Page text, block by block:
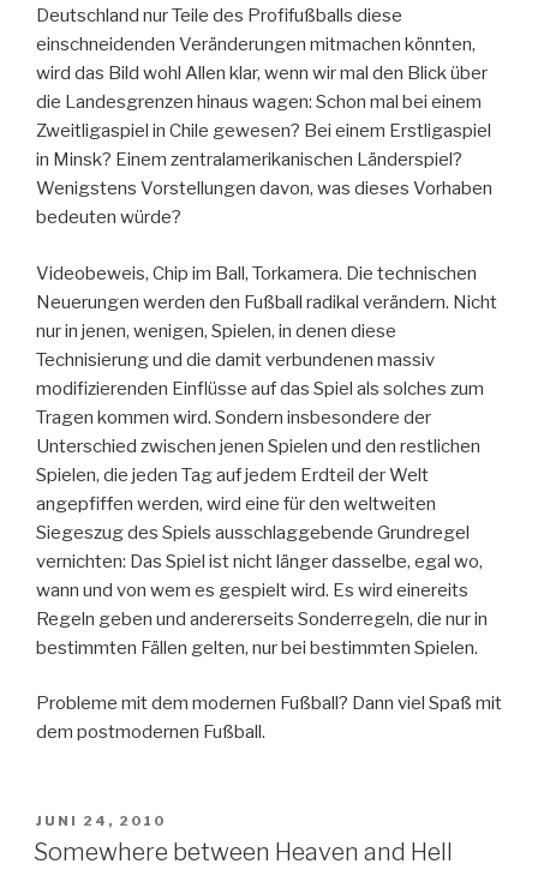
Deutschland nur Teile des Profifußballs diese
einschneidenden Veränderungen mitmachen könnten,
wird das Bild wohl Allen klar, wenn wir mal den Blick über
die Landesgrenzen hinaus wagen: Schon mal bei einem
Zweitligaspiel in Chile gewesen? Bei einem Erstligaspiel
in Minsk? Einem zentralamerikanischen Länderspiel?
Wenigstens Vorstellungen davon, was dieses Vorhaben
bedeuten würde?
Videobeweis, Chip im Ball, Torkamera. Die technischen
Neuerungen werden den Fußball radikal verändern. Nicht
nur in jenen, wenigen, Spielen, in denen diese
Technisierung und die damit verbundenen massiv
modifizierenden Einflüsse auf das Spiel als solches zum
Tragen kommen wird. Sondern insbesondere der
Unterschied zwischen jenen Spielen und den restlichen
Spielen, die jeden Tag auf jedem Erdteil der Welt
angepfiffen werden, wird eine für den weltweiten
Siegeszug des Spiels ausschlaggebende Grundregel
vernichten: Das Spiel ist nicht länger dasselbe, egal wo,
wann und von wem es gespielt wird. Es wird einereits
Regeln geben und andererseits Sonderregeln, die nur in
bestimmten Fällen gelten, nur bei bestimmten Spielen.
Probleme mit dem modernen Fußball? Dann viel Spaß mit
dem postmodernen Fußball.
VERÖFFENTLICHT
AM
JUNI 24, 2010
Somewhere between Heaven and Hell